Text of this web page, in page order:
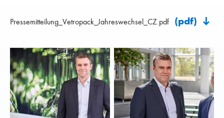
Pressemitteilung_Vetropack_Jahreswechsel_CZ.pdf (pdf)